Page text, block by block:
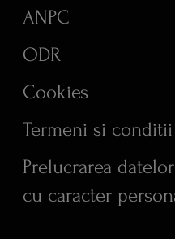
ANPC
ODR
Cookies
Termeni si conditii
Prelucrarea datelor
cu caracter